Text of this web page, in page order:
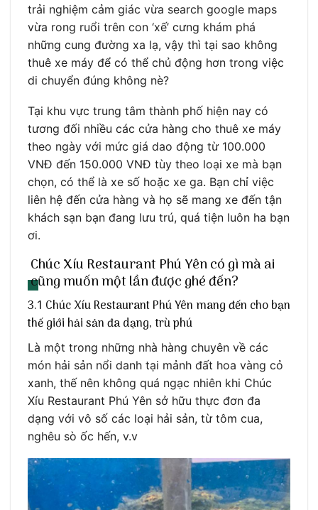
trải nghiệm cảm giác vừa search google maps
vừa rong ruổi trên con ‘xế’ cưng khám phá
những cung đường xa lạ, vậy thì tại sao không
thuê xe máy để có thể chủ động hơn trong việc
di chuyển đúng không nè?
Tại khu vực trung tâm thành phố hiện nay có
tương đối nhiều các cửa hàng cho thuê xe máy
theo ngày với mức giá dao động từ 100.000
VNĐ đến 150.000 VNĐ tùy theo loại xe mà bạn
chọn, có thể là xe số hoặc xe ga. Bạn chỉ việc
liên hệ đến cửa hàng và họ sẽ mang xe đến tận
khách sạn bạn đang lưu trú, quá tiện luôn ha bạn
ơi.
Chúc Xíu Restaurant Phú Yên có gì mà ai
cũng muốn một lần được ghé đến?
3.1 Chúc Xíu Restaurant Phú Yên mang đến cho bạn
thế giới hải sản đa dạng, trù phú
Là một trong những nhà hàng chuyên về các
món hải sản nổi danh tại mảnh đất hoa vàng cỏ
xanh, thế nên không quá ngạc nhiên khi Chúc
Xíu Restaurant Phú Yên sở hữu thực đơn đa
dạng với vô số các loại hải sản, từ tôm cua,
nghêu sò ốc hến, v.v